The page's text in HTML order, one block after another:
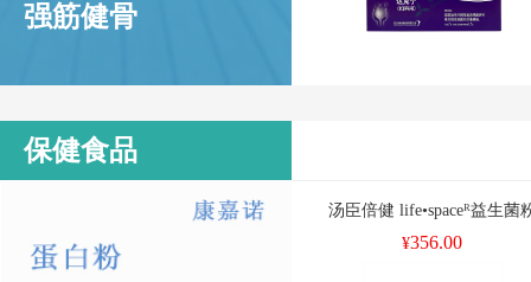
强筋健骨
保健食品
汤臣倍健 life•spaceᴿ益生菌
¥356.00